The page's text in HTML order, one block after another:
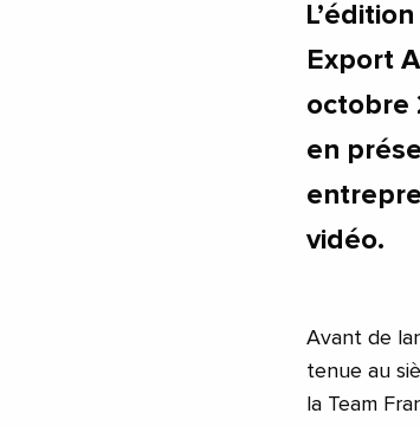
Export
octobre
en
vidéo.
Avant de
tenue au
la Team